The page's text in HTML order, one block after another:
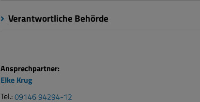
Verantwortliche Behörde
Ansprechpartner:
Elke Krug
Tel.:09146 94294-12